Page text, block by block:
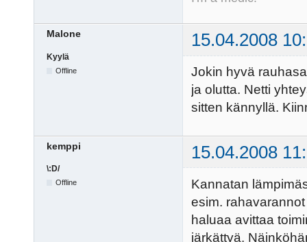
Malone 15.04.2008
Kyylä
Offline
Jokin hyvä
ja olutta. Netti
sitten kännyllä.
kemppi 15.04.2008
\:D/
Offline
Kannatan
esim.
haluaa avittaa
järkättyä.